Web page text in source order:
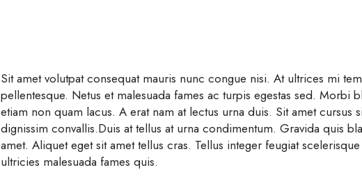
Sit amet volutpat consequat mauris nunc congue nisi. At ultrices mi
pellentesque. Netus et malesuada fames ac turpis egestas sed. Morbi
etiam non quam lacus. A erat nam at lectus urna duis. Sit amet cursus
dignissim convallis.Duis at tellus at urna condimentum. Gravida quis
amet. Aliquet eget sit amet tellus cras. Tellus integer feugiat scelerisque
ultricies malesuada fames quis.